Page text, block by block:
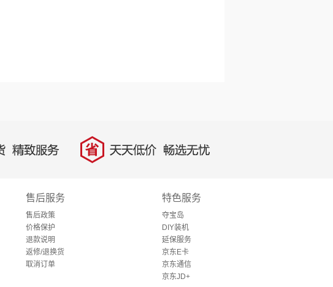
致服务 省 天天低价，畅选无忧
售后服务
售后政策
价格保护
退款说明
返修/退换货
取消订单
特色服务
夺宝岛
DIY装机
延保服务
京东E卡
京东通信
京东JD+